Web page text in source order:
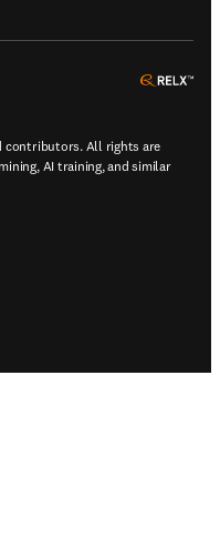
contributors. All rights are
AI training, and similar